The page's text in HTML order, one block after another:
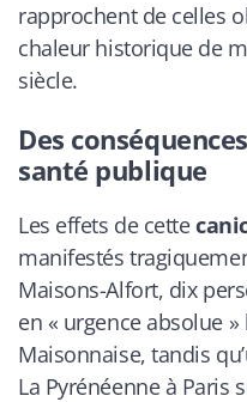
rapprochent de celles
chaleur historique de
siècle.
Des
santé publique
Les effets de cette
manifestés
Maisons-Alfort, dix
en « urgence absolue
Maisonnaise, tandis
La Pyrénéenne à Paris